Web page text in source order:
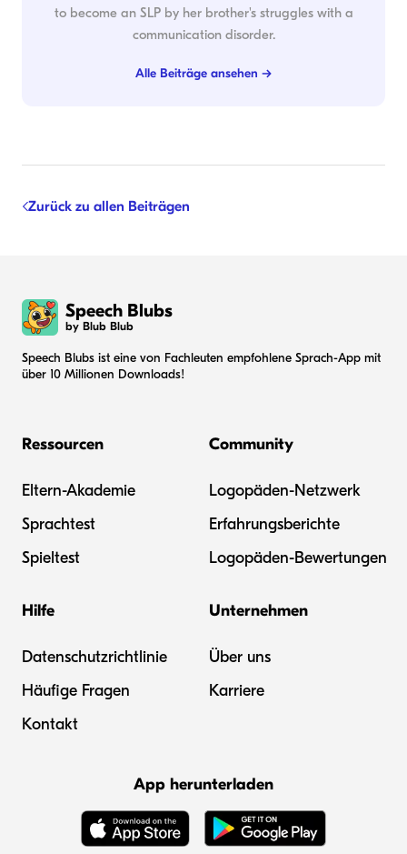
to become an SLP by her brother's struggles with a
communication disorder.
Alle Beiträge ansehen →
Zurück zu allen Beiträgen
Speech Blubs
by Blub Blub
Speech Blubs ist eine von Fachleuten empfohlene Sprach-App mit
über 10 Millionen Downloads!
Ressourcen
Eltern-Akademie
Sprachtest
Spieltest
Community
Logopäden-Netzwerk
Erfahrungsberichte
Logopäden-Bewertungen
Hilfe
Datenschutzrichtlinie
Häufige Fragen
Kontakt
Unternehmen
Über uns
Karriere
App herunterladen